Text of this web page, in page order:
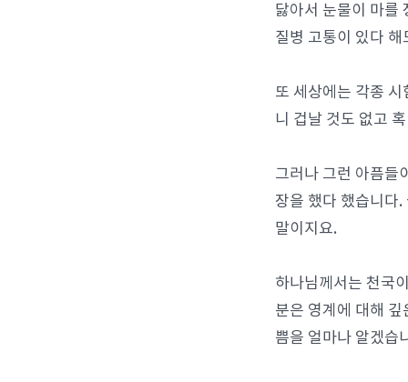
닳아서 눈물이 마를
질병 고통이 있다
또 세상에는 각종
니 겁날 것도 없고
그러나 그런 아픔들
장을 했다 했습니다
말이지요.
하나님께서는 천국
분은 영계에 대해
쁨을 얼마나 알겠습